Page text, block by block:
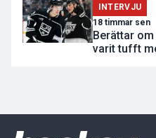
INTERVJU
18 timmar sen
Berättar
varit tufft